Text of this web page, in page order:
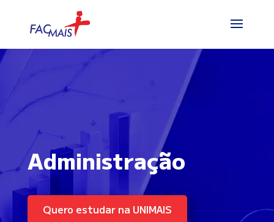
Administração
Quero estudar na UNIMAIS